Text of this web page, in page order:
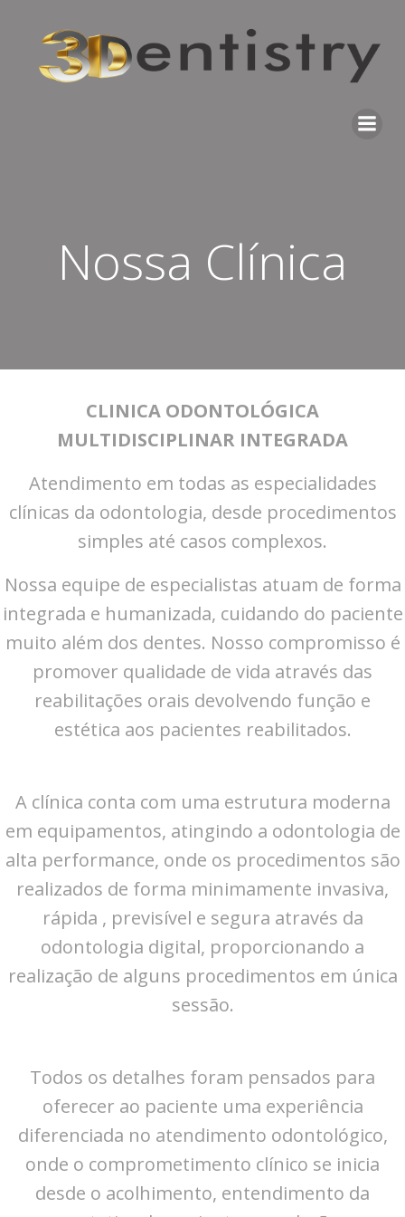
para
o
conteúdo
Nossa Clínica
CLINICA ODONTOLÓGICA
MULTIDISCIPLINAR INTEGRADA
Atendimento em todas as especialidades
clínicas da odontologia, desde procedimentos
simples até casos complexos.
Nossa equipe de especialistas atuam de forma
integrada e humanizada, cuidando do paciente
muito além dos dentes. Nosso compromisso é
promover qualidade de vida através das
reabilitações orais devolvendo função e
estética aos pacientes reabilitados.
A clínica conta com uma estrutura moderna
em equipamentos, atingindo a odontologia de
alta performance, onde os procedimentos são
realizados de forma minimamente invasiva,
rápida , previsível e segura através da
odontologia digital, proporcionando a
realização de alguns procedimentos em única
sessão.
Todos os detalhes foram pensados para
oferecer ao paciente uma experiência
diferenciada no atendimento odontológico,
onde o comprometimento clínico se inicia
desde o acolhimento, entendimento da